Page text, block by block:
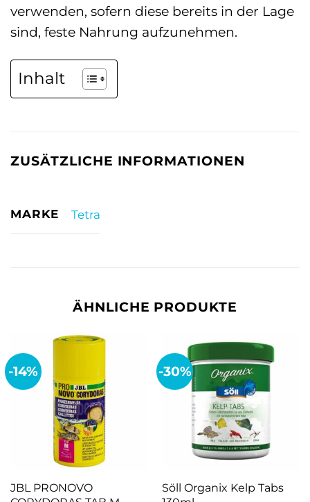
verwenden, sofern diese bereits in der Lage
sind, feste Nahrung aufzunehmen.
Inhalt
ZUSÄTZLICHE INFORMATIONEN
MARKE Tetra
ÄHNLICHE PRODUKTE
-14%
JBL PRONOVO
-30%
Söll Organix Kelp Tabs